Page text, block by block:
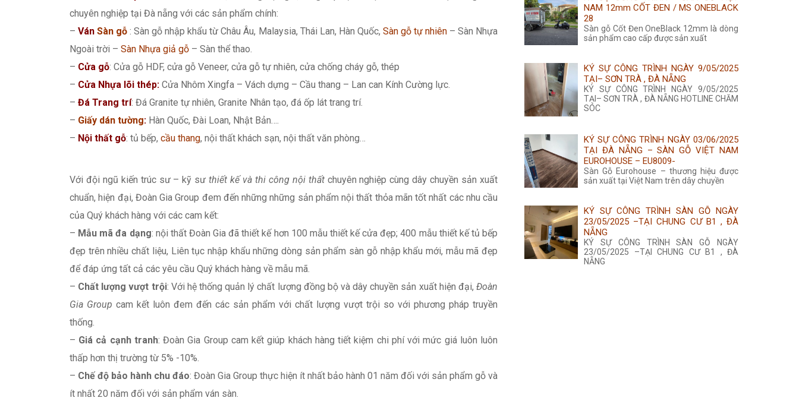
chuyên nghiệp tại Đà nẵng với các sản phẩm chính:
–VánSàn gỗ : Sàn gỗ nhập khẩu từ Châu Âu, Malaysia, Thái Lan, Hàn Quốc, Sàn gỗ tự nhiên– Sàn Nhựa
Ngoài trời – Sàn Nhựa giả gỗ – Sàn thể thao.
– Cửa gỗ: Cửa gỗ HDF, cửa gỗ Veneer, cửa gỗ tự nhiên, cửa chống cháy gỗ, thép
– Cửa Nhựa lõi thép: Cửa Nhôm Xingfa – Vách dựng – Cầu thang – Lan can Kính Cường lực.
– Đá Trang trí: Đá Granite tự nhiên, Granite Nhân tạo, đá ốp lát trang trí.
– Giấy dán tường: Hàn Quốc, Đài Loan, Nhật Bản….
– Nội thất gỗ: tủ bếp, cầu thang, nội thất khách sạn, nội thất văn phòng…
Với đội ngũ kiến trúc sư – kỹ sưthiết kế và thi công nội thấtchuyên nghiệp cùng dây chuyền sản xuất
chuẩn, hiện đại, Đoàn Gia Group đem đến những những sản phẩm nội thất thỏa mãn tốt nhất các nhu cầu
của Quý khách hàng với các cam kết:
– Mẫu mã đa dạng: nội thất Đoàn Gia đã thiết kế hơn 100 mẫu thiết kế cửa đẹp; 400 mẫu thiết kế tủ bếp
đẹp trên nhiều chất liệu, Liên tục nhập khẩu những dòng sản phẩm sàn gỗ nhập khẩu mới, mẫu mã đẹp
để đáp ứng tất cả các yêu cầu Quý khách hàng về mẫu mã.
– Chất lượng vượt trội: Với hệ thống quản lý chất lượng đồng bộ và dây chuyền sản xuất hiện đại,Đoàn
Gia Group cam kết luôn đem đến các sản phẩm với chất lượng vượt trội so với phương pháp truyền
thống.
– Giá cả cạnh tranh: Đoàn Gia Group cam kết giúp khách hàng tiết kiệm chi phí với mức giá luôn luôn
thấp hơn thị trường từ 5% -10%.
– Chế độ bảo hành chu đáo: Đoàn Gia Group thực hiện ít nhất bảo hành 01 năm đối với sản phẩm gỗ và
ít nhất 20 năm đối với sản phẩm ván sàn.
NAM 12mm CỐT ĐEN / MS ONEBLACK
28
Sàn gỗ Cốt Đen OneBlack 12mm là dòng
sản phẩm cao cấp được sản xuất
KÝ SỰ CÔNG TRÌNH NGÀY 9/05/2025
TẠI– SƠN TRÀ , ĐÀ NẴNG
KÝ SỰ CÔNG TRÌNH NGÀY 9/05/2025
TẠI– SƠN TRÀ , ĐÀ NẴNG HOTLINE CHĂM
SÓC
KÝ SỰ CÔNG TRÌNH NGÀY 03/06/2025
TẠI ĐÀ NẴNG – SÀN GỖ VIỆT NAM
EUROHOUSE – EU8009-
Sàn Gỗ Eurohouse – thương hiệu được
sản xuất tại Việt Nam trên dây chuyền
KÝ SỰ CÔNG TRÌNH SÀN GỖ NGÀY
23/05/2025 –TẠI CHUNG CƯ B1 , ĐÀ
NẴNG
KÝ SỰ CÔNG TRÌNH SÀN GỖ NGÀY
23/05/2025 –TẠI CHUNG CƯ B1 , ĐÀ
NẴNG